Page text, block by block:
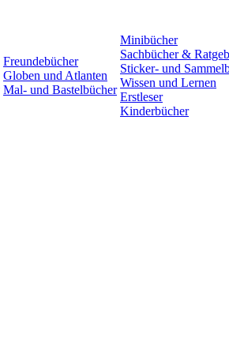
Freundebücher
Globen und Atlanten
Mal- und Bastelbücher
Minibücher
Sachbücher &
Sticker- und
Wissen und Lernen
Erstleser
Kinderbücher